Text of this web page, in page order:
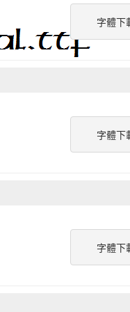
字體下
字體下
字體下